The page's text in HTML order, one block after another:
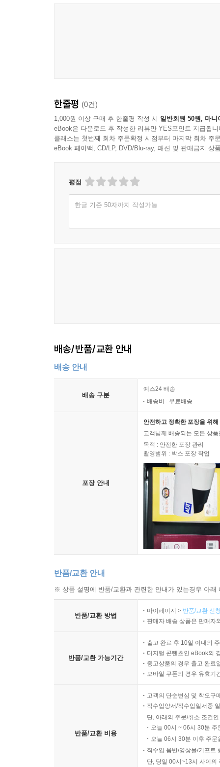
헬름홀츠와 전기 신호 198
감각을 수학으로 재다, 베버의 법칙 202
브로카와 후각의 비밀 204
뇌를 이루는 최소 단위, 뉴런 206
뇌에 흐르는 전기 신호의 발견 211
뇌파를 처음 기록한 한스 베르거 213
파블로프, 몸이 배운 기억을 발견하다 219
허블과 비셀의 시각 실험 226
생물 분류의 시작, 레이와 윌러비 241
린네의 생물 분류 257
생각의 가지 263
10장 생명의 변화, 진화의 발견 265
이슬람 세계의 생명 연속성 사상 270
18세기 유럽, 변이와 선택의 문이 열리다 273
라마르크, 진화를 과학 이론으로 풀다 278
찰스 다윈, 관찰이 원리로 바뀌는 순간 280
다윈 진화론의 난제 두 가지 299
11장 동물의 행동을 읽는 과학 305
자연에서 발견한 행동의 법칙 306
동물 행동학 연구의 탄생 307
르네상스의 자연사, 콘라트 게스너 308
비둘기로 동물의 행동을 연구한 휘트먼 311
콘라트 로렌츠와 각인 현상 312
행동학을 과학으로 만든 니콜라스 틴베르헌 315
도덕은 인간만의 것이 아니다, 프란스 드 발 328
개미의 눈으로 본 세상, 에드워드 윌슨 331
동물의 도덕과 공감의 생태학, 마크 베코프 334
인공 지능과 뇌 과학의 만남 335
1850년대 스위스의 생리학자 알베르트 폰 쾰리커
는 작은 과립들을 발견했어요. 다른 사람들은 그
근육의 움직임과 깊은 관련이 있을 거라고 믿었지
났습니다. 부풀어 오른 과립들이 얇은 막으로 싸
을 포유강, 조강, 양서강, 어류강, 곤충강, 연충강
않았지요. 오늘날 우리가 쓰는 문·과 같은 계급은
---p.257
1930년대 초, 로렌츠는 집 마당에서 회색기러기
그 결과, 갓 태어난 새끼들은 처음 본 대상을 따라
각인은 단순한 모방이 아니었습니다. 로렌츠는
혔어요. 즉, 각인은 일정한 ‘결정적 시기’에만 일
학습이 복합적으로 작용해 동물의 행동이 나타난
이에 파스퇴르는 백조목 플라스크 실험을 고안
들어올 수 없게 설계된 것이에요. 파스퇴르는 그
는 맑은 상태를 유지했지요. 그러나 플라스크를
생각하는 청소년을 위한, 그러나 모두의 교양서
『생각하는 청소년을 위한 생물학의 역사』는 복
〉〉 문명을 바꾼 개념의 흐름에서 비판적 사고를
대입 논술과 학문 융합 역량, 두 마리 토끼를 잡다!
AI가 정보를 처리하는 시대에, 인간의 경쟁력은
3. 세특에 남는 ‘탐구의 흔적’
자연 발생설을 둘러싼 논쟁, 세포 이론의 확립,
개념을 과학·의학·환경 맥락과 연결하며, 주제 확
4. 문제를 푸는 학생에서, 문제를 만드는 학생으로
생물학의 역사는 생명을 설명하기 위해 새로운
질문을 설계하는 탐구자로 이끈다.
『생각하는 청소년을 위한 생물학의 역사』는
이해하는 가장 단단한 기반이 된다.
『생각하는 청소년을 위한 생물학의 역사』는
[AI 시대를 여는 Classic Insight] 전10권
2권 생각하는 청소년을 위한 물리학의 역사 - 자연
3권 생각하는 청소년을 위한 화학의 역사 - 연금술
4권 생각하는 청소년을 위한 생물학의 역사 - 생명
5권 생각하는 청소년을 위한 생화학의 역사 - 세
6권 생각하는 청소년을 위한 지구과학의 역사 -
7권 생각하는 청소년을 위한 대기과학의 역사 -
한줄평 (0건)
1,000원 이상 구매 후 한줄평 작성 시 일반회원 50원, 마니
eBook은 다운로드 후 작성한 리뷰만 YES포인트 지급됩니
클래스는 첫번째 회차 주문확정 시점부터 마지막 회차 주
eBook 페이백, CD/LP, DVD/Blu-ray, 패션 및 판매금지 상
평점
한글 기준 50자까지 작성가능
배송/반품/교환 안내
배송 안내
배송 구분
예스24 배송
배송비 : 무료배송
포장 안내
안전하고 정확한 포장을 위
고객님께 배송되는 모든 상
목적 : 안전한 포장 관리
촬영범위 : 박스 포장 작업
반품/교환 안내
※ 상품 설명에 반품/교환과 관련한 안내가 있는경우 아
반품/교환 방법
마이페이지 > 반품/교환 신
판매자 배송 상품은 판매자
반품/교환 가능기간
출고 완료 후 10일 이내의
디지털 콘텐츠인 eBook의
중고상품의 경우 출고 완료
모바일 쿠폰의 경우 유효기
반품/교환 비용
고객의 단순변심 및 착오구
직수입양서/직수입일서중
단, 아래의 주문/취소 조건
오늘 00시 ~ 06시 30분
오늘 06시 30분 이후 주
직수입 음반/영상물/기프트
단, 당일 00시~13시 사이의